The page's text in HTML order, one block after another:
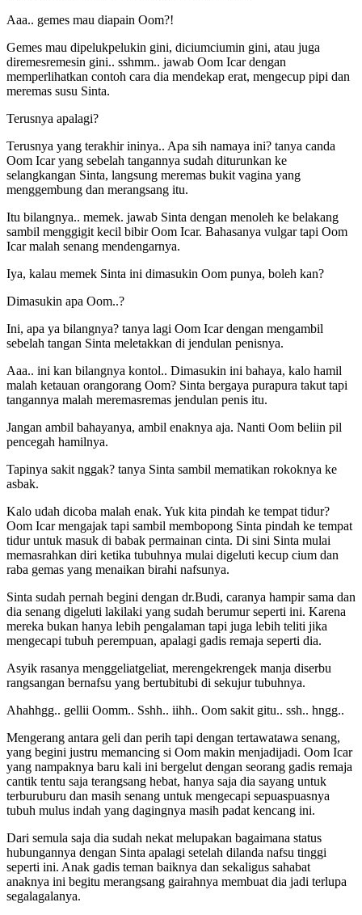
Aaa.. gemes mau diapain Oom?!
Gemes mau dipelukpelukin gini, diciumciumin gini, atau juga
diremesremesin gini.. sshmm.. jawab Oom Icar dengan
memperlihatkan contoh cara dia mendekap erat, mengecup pipi dan
meremas susu Sinta.
Terusnya apalagi?
Terusnya yang terakhir ininya.. Apa sih namaya ini? tanya canda
Oom Icar yang sebelah tangannya sudah diturunkan ke
selangkangan Sinta, langsung meremas bukit vagina yang
menggembung dan merangsang itu.
Itu bilangnya.. memek. jawab Sinta dengan menoleh ke belakang
sambil menggigit kecil bibir Oom Icar. Bahasanya vulgar tapi Oom
Icar malah senang mendengarnya.
Iya, kalau memek Sinta ini dimasukin Oom punya, boleh kan?
Dimasukin apa Oom..?
Ini, apa ya bilangnya? tanya lagi Oom Icar dengan mengambil
sebelah tangan Sinta meletakkan di jendulan penisnya.
Aaa.. ini kan bilangnya kontol.. Dimasukin ini bahaya, kalo hamil
malah ketauan orangorang Oom? Sinta bergaya purapura takut tapi
tangannya malah meremasremas jendulan penis itu.
Jangan ambil bahayanya, ambil enaknya aja. Nanti Oom beliin pil
pencegah hamilnya.
Tapinya sakit nggak? tanya Sinta sambil mematikan rokoknya ke
asbak.
Kalo udah dicoba malah enak. Yuk kita pindah ke tempat tidur?
Oom Icar mengajak tapi sambil membopong Sinta pindah ke tempat
tidur untuk masuk di babak permainan cinta. Di sini Sinta mulai
memasrahkan diri ketika tubuhnya mulai digeluti kecup cium dan
raba gemas yang menaikan birahi nafsunya.
Sinta sudah pernah begini dengan dr.Budi, caranya hampir sama dan
dia senang digeluti lakilaki yang sudah berumur seperti ini. Karena
mereka bukan hanya lebih pengalaman tapi juga lebih teliti jika
mengecapi tubuh perempuan, apalagi gadis remaja seperti dia.
Asyik rasanya menggeliatgeliat, merengekrengek manja diserbu
rangsangan bernafsu yang bertubitubi di sekujur tubuhnya.
Ahahhgg.. gellii Oomm.. Sshh.. iihh.. Oom sakit gitu.. ssh.. hngg..
Mengerang antara geli dan perih tapi dengan tertawatawa senang,
yang begini justru memancing si Oom makin menjadijadi. Oom Icar
yang nampaknya baru kali ini bergelut dengan seorang gadis remaja
cantik tentu saja terangsang hebat, hanya saja dia sayang untuk
terburuburu dan masih senang untuk mengecapi sepuaspuasnya
tubuh mulus indah yang dagingnya masih padat kencang ini.
Dari semula saja dia sudah nekat melupakan bagaimana status
hubungannya dengan Sinta apalagi setelah dilanda nafsu tinggi
seperti ini. Anak gadis teman baiknya dan sekaligus sahabat
anaknya ini begitu merangsang gairahnya membuat dia jadi terlupa
segalagalanya.